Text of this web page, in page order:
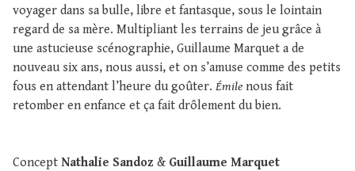
voyager dans sa bulle, libre et fantasque, sous le lointain
regard de sa mère. Multipliant les terrains de jeu grâce à
une astucieuse scénographie, Guillaume Marquet a de
nouveau six ans, nous aussi, et on s’amuse comme des petits
fous en attendant l’heure du goûter. Émile nous fait
retomber en enfance et ça fait drôlement du bien.
Concept Nathalie Sandoz & Guillaume Marquet